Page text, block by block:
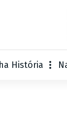
História